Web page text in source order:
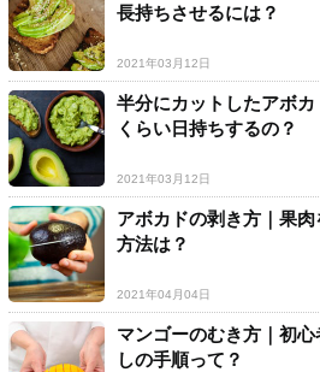
長持ちさせるには？
2021年03月12日
半分にカットしたアボ
くらい日持ちするの？
2021年03月12日
アボカドの剥き方｜果
方法は？
2021年04月04日
マンゴーのむき方｜初
しの手順って？